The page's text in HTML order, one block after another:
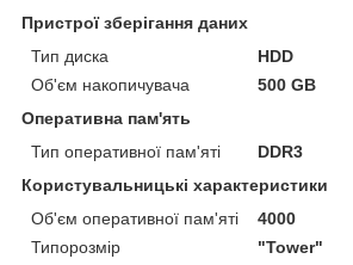
Пристрої зберігання даних
Тип диска
HDD
Об'єм накопичувача
500 GB
Оперативна пам'ять
Тип оперативної пам'яті
DDR3
Користувальницькі характеристики
Об'єм оперативної пам'яті
4000
Типорозмір
"Tower"